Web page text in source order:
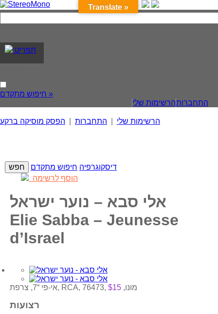
תפריט
חיפוש מתקדם »
התחברותהרשימות שלי
הרשימות שלי התחברות הפסק מוסיקה ברקע
דיסקוגרפיה חיפוש מתקדם
הוסף לרשימה
אלי סבא – נוער ישראל
Elie Sabba – Jeunesse
d’Israel
אי-פי “7, צרפת, RCA, 76473, מונו, $15
רצועות
Translate »